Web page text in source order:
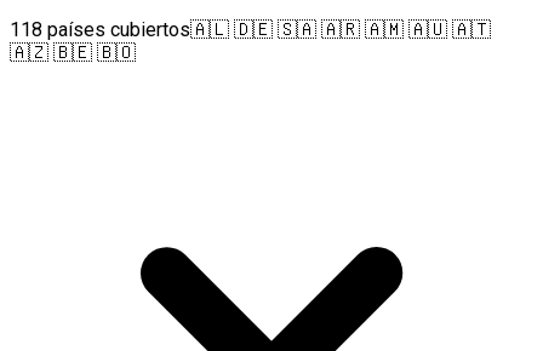
118 países cubiertos🇦🇱 🇩🇪 🇸🇦 🇦🇷 🇦🇲 🇦🇺 🇦🇹
🇦🇿 🇧🇪 🇧🇴